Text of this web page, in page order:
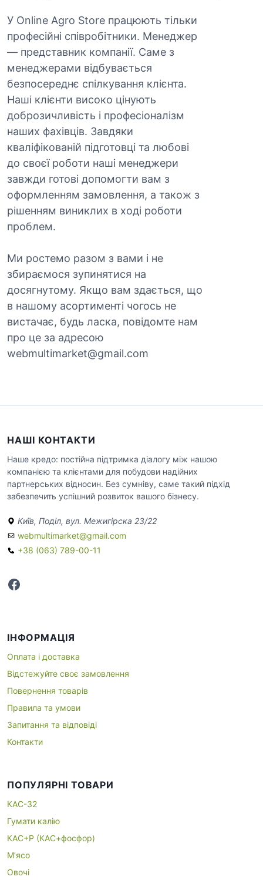
У Online Agro Store працюють тільки
професійні співробітники. Менеджер
— представник компанії. Саме з
менеджерами відбувається
безпосереднє спілкування клієнта.
Наші клієнти високо цінують
доброзичливість і професіоналізм
наших фахівців. Завдяки
кваліфікованій підготовці та любові
до своєї роботи наші менеджери
завжди готові допомогти вам з
оформленням замовлення, а також з
рішенням виниклих в ході роботи
проблем.
Ми ростемо разом з вами і не
збираємося зупинятися на
досягнутому. Якщо вам здається, що
в нашому асортименті чогось не
вистачає, будь ласка, повідомте нам
про це за адресою
webmultimarket@gmail.com
НАШІ КОНТАКТИ
Наше кредо: постійна підтримка діалогу між нашою
компанією та клієнтами для побудови надійних
партнерських відносин. Без сумніву, саме такий підхід
забезпечить успішний розвиток вашого бізнесу.
Київ, Поділ, вул. Межигірска 23/22
webmultimarket@gmail.com
+38 (063) 789-00-11
Facebook
ІНФОРМАЦІЯ
Оплата і доставка
Відстежуйте своє замовлення
Повернення товарів
Правила та умови
Запитання та відповіді
Контакти
ПОПУЛЯРНІ ТОВАРИ
КАС-32
Гумати калію
КАС+P (КАС+фосфор)
М’ясо
Овочі